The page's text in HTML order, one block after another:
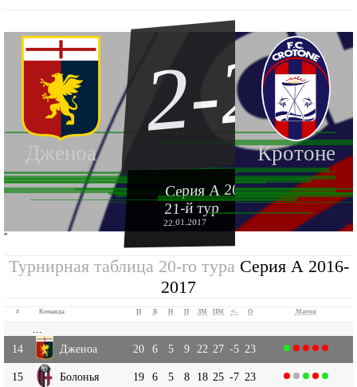
Дженоа Кротоне
2-2
Серия А 2016-2017
21-й тур
22.01.2017
''
Турнирная таблица 20-го тура Серия А 2016-
2017
# Команда И В Н П ЗМ ПМ +|- О Матчи
14
Дженоа 20 6 5 9 22 27 -5 23
15 Болонья 19 6 5 8 18 25 -7 23